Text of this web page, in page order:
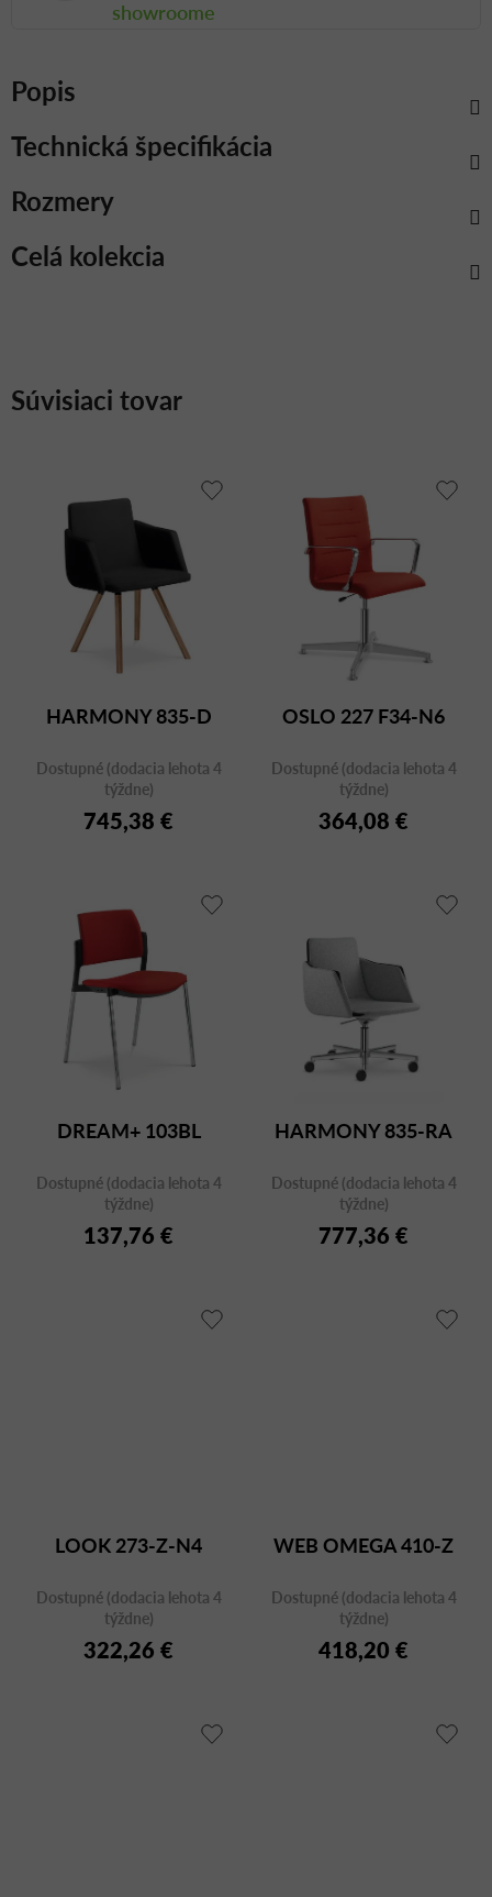
showroome
Popis
Celá kolekcia
Rozmery
Technická špecifikácia
Súvisiaci tovar
HARMONY 835-D
Dostupné (dodacia lehota 4
týždne)
745,38 €
OSLO 227 F34-N6
Dostupné (dodacia lehota 4
týždne)
364,08 €
DREAM+ 103BL
Dostupné (dodacia lehota 4
týždne)
137,76 €
HARMONY 835-RA
Dostupné (dodacia lehota 4
týždne)
777,36 €
LOOK 273-Z-N4
Dostupné (dodacia lehota 4
týždne)
322,26 €
WEB OMEGA 410-Z
Dostupné (dodacia lehota 4
týždne)
418,20 €